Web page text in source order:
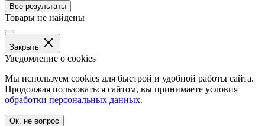
Все результаты
Товары не найдены
Закрыть
Уведомление о cookies
Мы используем cookies для быстрой и удобной работы сайта.
Продолжая пользоваться сайтом, вы принимаете условия
обработки персональных данных.
Ок, не вопрос